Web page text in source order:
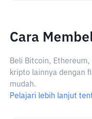
Cara
Beli Bitcoin,
kripto lainnya dengan
mudah.
Pelajari lebih lanjut